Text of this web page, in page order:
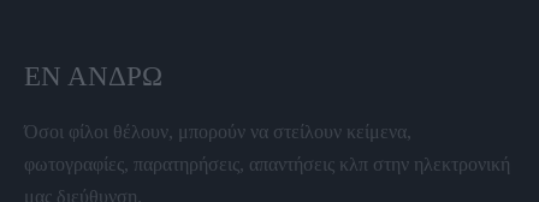
ΕΝ ΆΝΔΡΩ
Όσοι φίλοι θέλουν, μπορούν να στείλουν κείμενα,
φωτογραφίες, παρατηρήσεις, απαντήσεις κλπ στην ηλεκτρονική
μας διεύθυνση.